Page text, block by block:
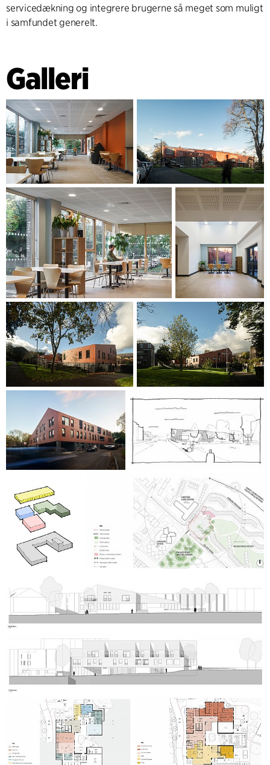
servicedækning og integrere brugerne så meget som muligt
i samfundet generelt.
Galleri